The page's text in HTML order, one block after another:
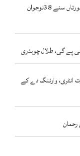
مقبوضہ کشمیر وچ بھارتی مظالم، 120دناں وچ 2عورتاں سنے 38نوجوان
پے گی، طلال چوہدری
انٹری، وارننگ دے کے